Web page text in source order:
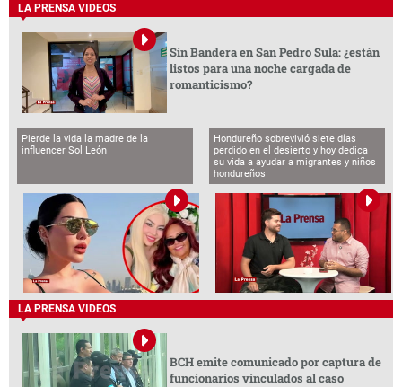
LA PRENSA VIDEOS
Sin Bandera en San Pedro Sula: ¿están
listos para una noche cargada de
romanticismo?
Pierde la vida la madre de la
influencer Sol León
Hondureño sobrevivió siete días
perdido en el desierto y hoy dedica
su vida a ayudar a migrantes y niños
hondureños
LA PRENSA VIDEOS
BCH emite comunicado por captura de
funcionarios vinculados al caso